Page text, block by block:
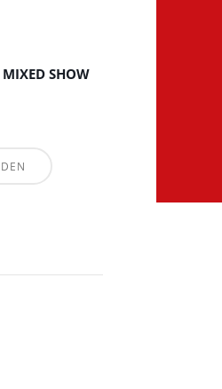
MIXED SHOW